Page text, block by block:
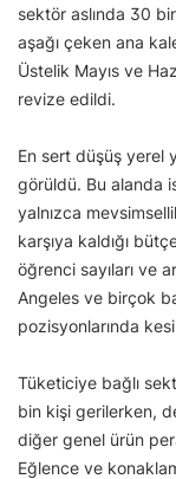
sektör aslında 30
aşağı çeken ana
Üstelik Mayıs ve
revize edildi.
En sert düşüş yerel
görüldü. Bu alanda
yalnızca
karşıya kaldığı
öğrenci sayıları ve
Angeles ve birçok
pozisyonlarında
Tüketiciye bağlı
bin kişi gerilerken,
diğer genel ürün
Eğlence ve